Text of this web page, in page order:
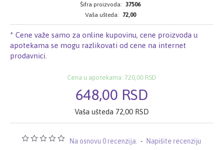
Na osnovu 0 recenzija. - Napišite recenziju
* Cene važe samo za online kupovinu, cene proizvoda u
apotekama se mogu razlikovati od cene na internet
prodavnici.
648,00 RSD
Cena u apotekama: 720,00 RSD
Vaša ušteda 72,00 RSD
Šifra proizvoda: 37506
Vaša ušteda:
72,00